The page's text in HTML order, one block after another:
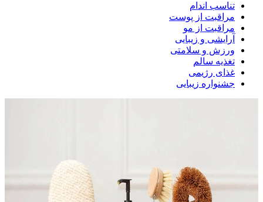
تناسب اندام
مراقبت از پوست
مراقبت از مو
آرایشی و زیبایی
ورزش و سلامتی
تغذیه سالم
غذای رژیمی
جشنواره زیبایی